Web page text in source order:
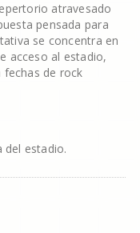
atravesado
pensada para
se concentra en
acceso al estadio,
fechas de rock
del estadio.